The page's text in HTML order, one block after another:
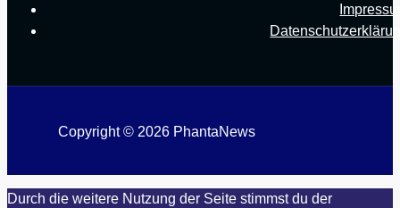
Copyright © 2026 PhantaNews
Durch die weitere Nutzung der Seite stimmst du der